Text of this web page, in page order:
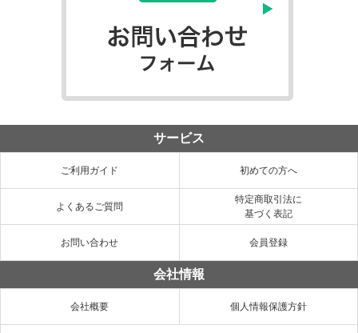
サービス
ご利用ガイド 初めての方へ
よくあるご質問
特定商取引法に
基づく表記
お問い合わせ 会員登録
会社情報
会社概要 個人情報保護方針